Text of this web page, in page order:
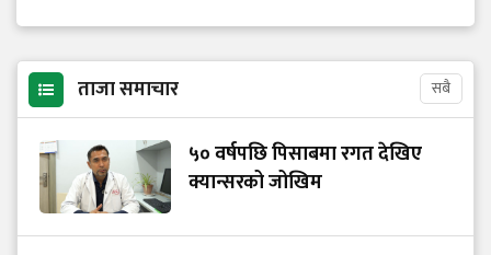
ताजा समाचार सबै
५० वर्षपछि पिसाबमा रगत देखिए
क्यान्सरको जोखिम